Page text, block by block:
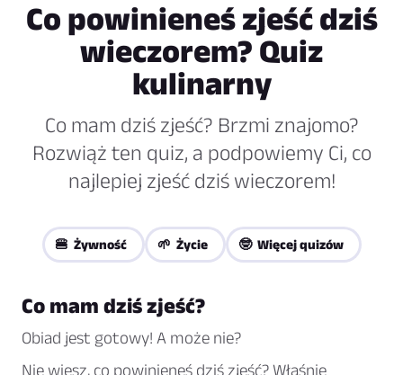
Co powinieneś zjeść dziś
wieczorem? Quiz
kulinarny
Co mam dziś zjeść? Brzmi znajomo?
Rozwiąż ten quiz, a podpowiemy Ci, co
najlepiej zjeść dziś wieczorem!
🍔 Żywność 🌱 Życie 🤓 Więcej quizów
Co mam dziś zjeść?
Obiad jest gotowy! A może nie?
Nie wiesz, co powinieneś dziś zjeść? Właśnie